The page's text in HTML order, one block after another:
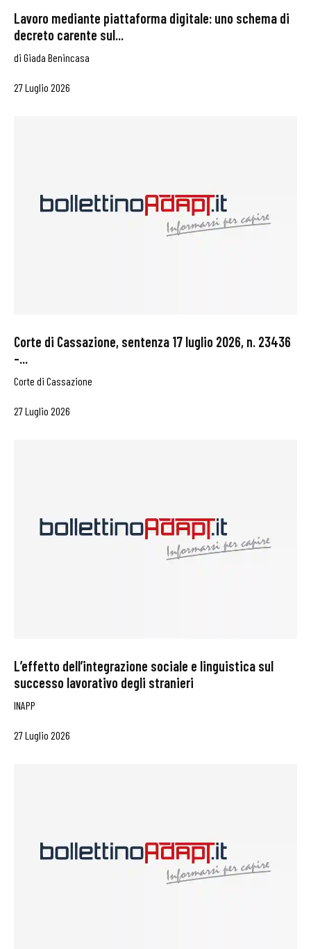
Lavoro mediante piattaforma digitale: uno schema di
decreto carente sul...
di Giada Benincasa
27 Luglio 2026
Corte di Cassazione, sentenza 17 luglio 2026, n. 23436
–...
Corte di Cassazione
27 Luglio 2026
L’effetto dell’integrazione sociale e linguistica sul
successo lavorativo degli stranieri
INAPP
27 Luglio 2026